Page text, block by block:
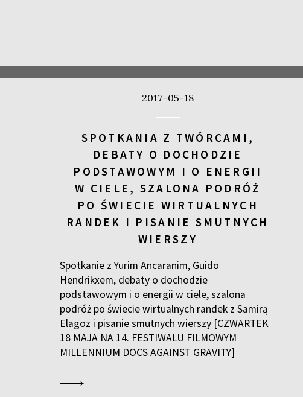
2017-05-18
SPOTKANIA Z TWÓRCAMI,
DEBATY O DOCHODZIE
PODSTAWOWYM I O ENERGII
W CIELE, SZALONA PODRÓŻ
PO ŚWIECIE WIRTUALNYCH
RANDEK I PISANIE SMUTNYCH
WIERSZY
Spotkanie z Yurim Ancaranim, Guido
Hendrikxem, debaty o dochodzie
podstawowym i o energii w ciele, szalona
podróż po świecie wirtualnych randek z Samirą
Elagoz i pisanie smutnych wierszy [CZWARTEK
18 MAJA NA 14. FESTIWALU FILMOWYM
MILLENNIUM DOCS AGAINST GRAVITY]